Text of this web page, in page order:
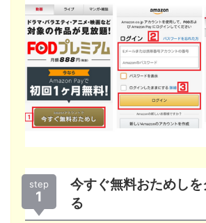
step
1
今すぐ無料おためし
る